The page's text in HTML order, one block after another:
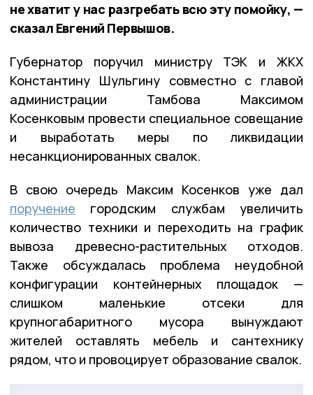
не хватит у нас разгребать всю эту помойку, —
сказал Евгений Первышов.
Губернатор поручил министру ТЭК и ЖКХ
Константину Шульгину совместно с главой
администрации Тамбова Максимом
Косенковым провести специальное совещание
и выработать меры по ликвидации
несанкционированных свалок.
В свою очередь Максим Косенков уже дал
поручение городским службам увеличить
количество техники и переходить на график
вывоза древесно-растительных отходов.
Также обсуждалась проблема неудобной
конфигурации контейнерных площадок —
слишком маленькие отсеки для
крупногабаритного мусора вынуждают
жителей оставлять мебель и сантехнику
рядом, что и провоцирует образование свалок.